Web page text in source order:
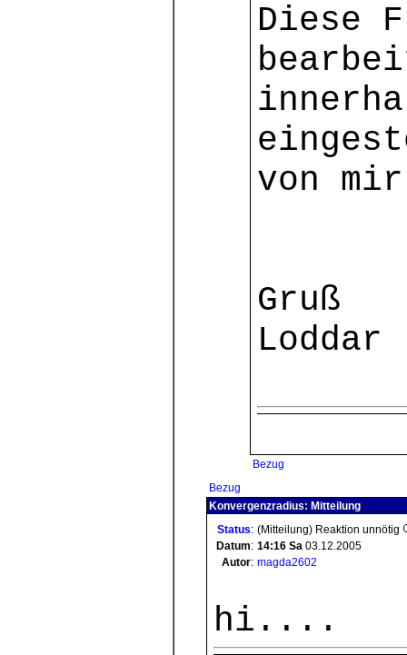
Diese
von
Gruß
Loddar
Bezug
Bezug
Konvergenzradius: Mitteilung
Status: (Mitteilung) Reaktion unnötig
Datum: 14:16 Sa 03.12.2005
Autor: magda2602
hi....